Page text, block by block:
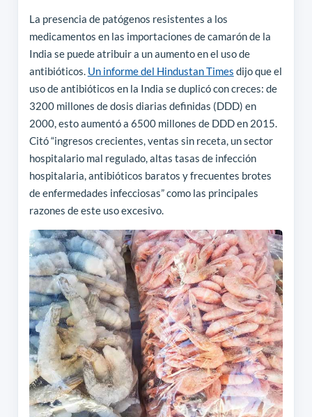
La presencia de patógenos resistentes a los
medicamentos en las importaciones de camarón de la
India se puede atribuir a un aumento en el uso de
antibióticos. Un informe del Hindustan Times dijo que el
uso de antibióticos en la India se duplicó con creces: de
3200 millones de dosis diarias definidas (DDD) en
2000, esto aumentó a 6500 millones de DDD en 2015.
Citó “ingresos crecientes, ventas sin receta, un sector
hospitalario mal regulado, altas tasas de infección
hospitalaria, antibióticos baratos y frecuentes brotes
de enfermedades infecciosas” como las principales
razones de este uso excesivo.